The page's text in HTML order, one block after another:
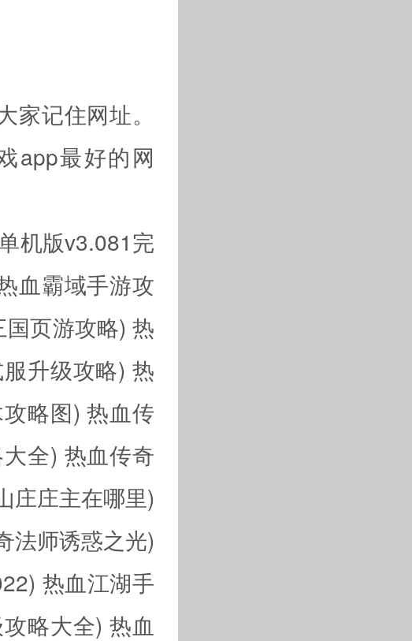
记住网址。
app最好的网
机版v3.081完
血霸域手游攻
页游攻略) 热
升级攻略) 热
略图) 热血传
全) 热血传奇
庄庄主在哪里)
法师诱惑之光)
热血江湖手
略大全) 热血